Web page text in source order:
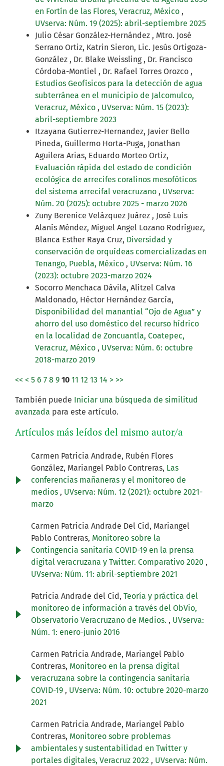
en Fortín de las Flores, Veracruz, México ,
UVserva: Núm. 19 (2025): abril-septiembre 2025
Julio César González-Hernández , Mtro. José
Serrano Ortiz, Katrin Sieron, Lic. Jesús Ortigoza-
González , Dr. Blake Weissling , Dr. Francisco
Córdoba-Montiel , Dr. Rafael Torres Orozco ,
Estudios Geofísicos para la detección de agua
subterránea en el municipio de Jalcomulco,
Veracruz, México , UVserva: Núm. 15 (2023):
abril-septiembre 2023
Itzayana Gutierrez-Hernandez, Javier Bello
Pineda, Guillermo Horta-Puga, Jonathan
Aguilera Arias, Eduardo Morteo Ortiz,
Evaluación rápida del estado de condición
ecológica de arrecifes coralinos mesofóticos
del sistema arrecifal veracruzano , UVserva:
Núm. 20 (2025): octubre 2025 - marzo 2026
Zuny Berenice Velázquez Juárez , José Luis
Alanís Méndez, Miguel Angel Lozano Rodríguez,
Blanca Esther Raya Cruz, Diversidad y
conservación de orquídeas comercializadas en
Tenango, Puebla, México , UVserva: Núm. 16
(2023): octubre 2023-marzo 2024
Socorro Menchaca Dávila, Alitzel Calva
Maldonado, Héctor Hernández García,
Disponibilidad del manantial “Ojo de Agua” y
ahorro del uso doméstico del recurso hídrico
en la localidad de Zoncuantla, Coatepec,
Veracruz, México , UVserva: Núm. 6: octubre
2018-marzo 2019
<< < 5 6 7 8 9 10 11 12 13 14 > >>
También puede Iniciar una búsqueda de similitud
avanzada para este artículo.
Artículos más leídos del mismo autor/a
Carmen Patricia Andrade, Rubén Flores
González, Mariangel Pablo Contreras, Las
conferencias mañaneras y el monitoreo de
medios , UVserva: Núm. 12 (2021): octubre 2021-
marzo
Carmen Patricia Andrade Del Cid, Mariangel
Pablo Contreras, Monitoreo sobre la
Contingencia sanitaria COVID-19 en la prensa
digital veracruzana y Twitter. Comparativo 2020 ,
UVserva: Núm. 11: abril-septiembre 2021
Patricia Andrade del Cid, Teoría y práctica del
monitoreo de información a través del ObVio,
Observatorio Veracruzano de Medios. , UVserva:
Núm. 1: enero-junio 2016
Carmen Patricia Andrade, Mariangel Pablo
Contreras, Monitoreo en la prensa digital
veracruzana sobre la contingencia sanitaria
COVID-19 , UVserva: Núm. 10: octubre 2020-marzo
2021
Carmen Patricia Andrade, Mariangel Pablo
Contreras, Monitoreo sobre problemas
ambientales y sustentabilidad en Twitter y
portales digitales, Veracruz 2022 , UVserva: Núm.